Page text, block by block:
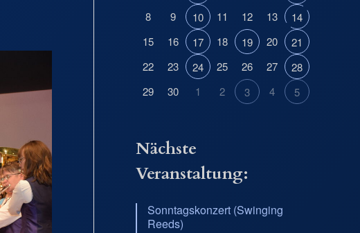
8
9 10 11 12 13
14
15
16 17 18 19 20
21
22
23 24 25 26 27
28
29
30 1 2 3 4 5
Nächste
Veranstaltung:
Sonntagskonzert (Swinging
Reeds)